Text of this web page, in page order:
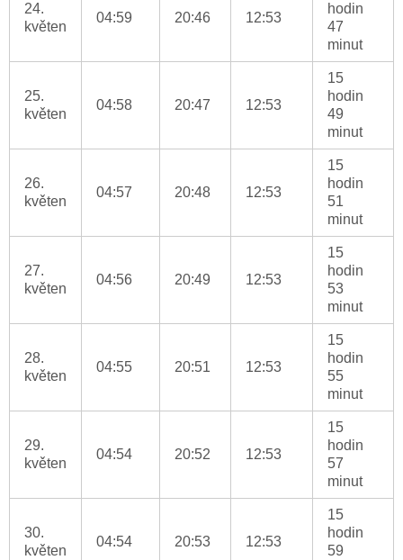
24.
květen
04:59 20:46 12:53
hodin
47
minut
25.
květen
04:58 20:47 12:53
15
hodin
49
minut
26.
květen
04:57 20:48 12:53
15
hodin
51
minut
27.
květen
04:56 20:49 12:53
15
hodin
53
minut
28.
květen
04:55 20:51 12:53
15
hodin
55
minut
29.
květen
04:54 20:52 12:53
15
hodin
57
minut
30.
květen
04:54 20:53 12:53
15
hodin
59